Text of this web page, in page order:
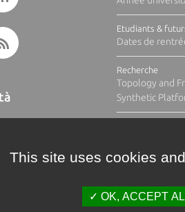
Etudiants &
Dates de
Recherche
Topology and
Synthetic
This site uses cookies
OK, ACCEPT